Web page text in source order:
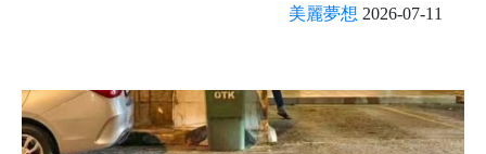
美麗夢想 2026-07-11